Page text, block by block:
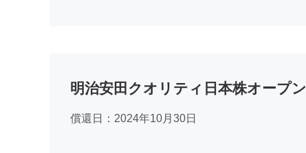
明治安田クオリティ日本株オープン
償還日 2024年10月30日